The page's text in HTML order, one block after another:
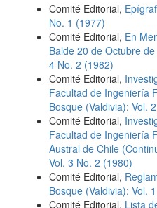
Comité Editorial,
No. 1 (1977)
Comité Editorial, En
Balde 20 de Octubre de
4 No. 2 (1982)
Comité Editorial,
Facultad de Ingeniería
Bosque (Valdivia): Vol.
Comité Editorial,
Facultad de Ingeniería
Austral de Chile
Vol. 3 No. 2 (1980)
Comité Editorial,
Bosque (Valdivia): Vol.
Comité Editorial, Lista